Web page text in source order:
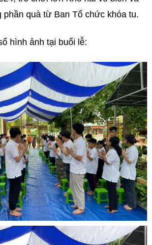
phần quà từ Ban Tổ chức khóa tu.
hình ảnh tại buổi lễ: